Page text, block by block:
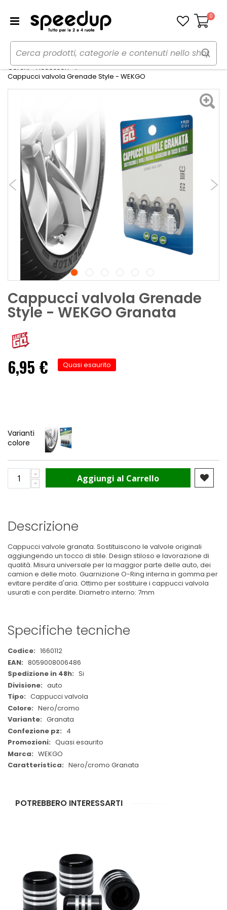
Carrello
0
Home Auto
Gomme, cerchi e freni
Cerchi - Accessori
Cappucci valvola Grenade Style - WEKGO
Cappucci valvola Grenade
Style - WEKGO Granata
6,95 € Quasi esaurito
Varianti
colore
Aggiungi al Carrello
Descrizione
Cappucci valvole granata. Sostituiscono le valvole originali
aggiungendo un tocco di stile. Design stiloso e lavorazione di
qualità. Misura universale per la maggior parte delle auto, dei
camion e delle moto. Guarnizione O-Ring interna in gomma per
evitare perdite d'aria. Ottimo per sostituire i cappucci valvola
usurati e con perdite. Diametro interno: 7mm
Specifiche tecniche
Maggiori
Informazioni
1660112
8059008006486
Si
auto
Cappucci valvola
Nero/cromo
Granata
4
Quasi esaurito
WEKGO
Nero/cromo Granata
POTREBBERO INTERESSARTI